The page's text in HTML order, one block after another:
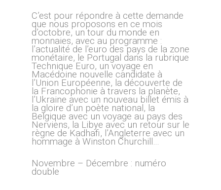
C’est pour répondre à cette demande
que nous proposons en ce mois
d’octobre, un tour du monde en
monnaies, avec au programme :
l’actualité de l’euro des pays de la zone
monétaire, le Portugal dans la rubrique
Technique Euro, un voyage en
Macédoine nouvelle candidate à
l’Union Européenne, la découverte de
la Francophonie à travers la planète,
l’Ukraine avec un nouveau billet émis à
la gloire d’un poète national, la
Belgique avec un voyage au pays des
Nerviens, la Libye avec un retour sur le
règne de Kadhafi, l’Angleterre avec un
hommage à Winston Churchill…
Novembre – Décembre : numéro
double